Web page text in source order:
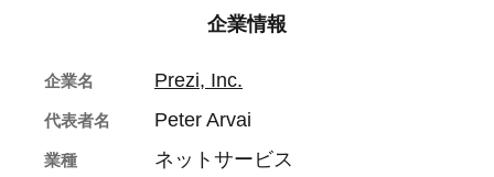
企業情報
企業名 Prezi, Inc.
代表者名 Peter Arvai
業種 ネットサービス